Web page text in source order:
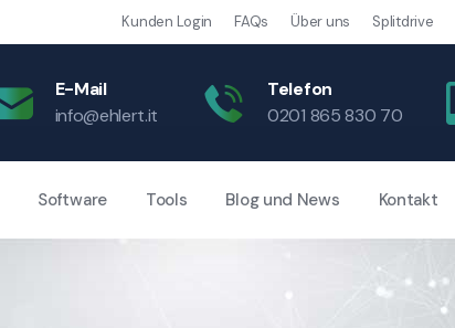
Kunden Login FAQs Über uns Splitdrive
E-Mail
info@ehlert.it
Telefon
0201 865 830 70
Software Tools Blog und News Kontakt